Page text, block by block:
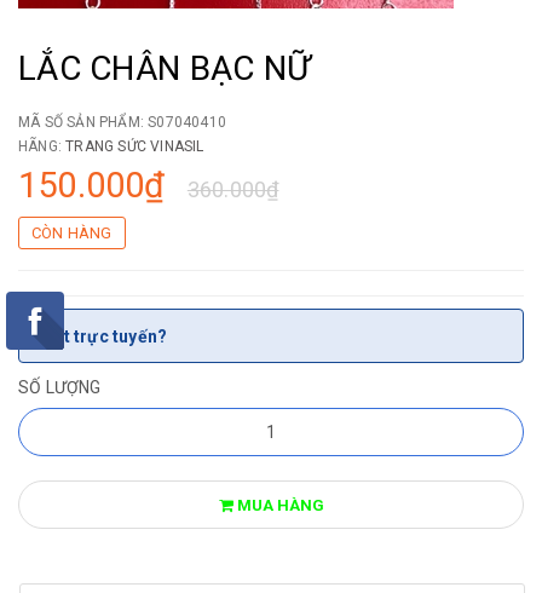
LẮC CHÂN BẠC NỮ
MÃ SỐ SẢN PHẨM:S07040410
HÃNG:TRANG SỨC VINASIL
150.000₫ 360.000₫
CÒN HÀNG
Chat trực tuyến?
SỐ LƯỢNG
MUA HÀNG